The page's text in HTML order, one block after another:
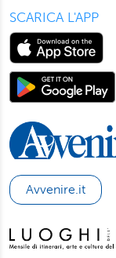
SCARICA L'APP
Avvenire.it